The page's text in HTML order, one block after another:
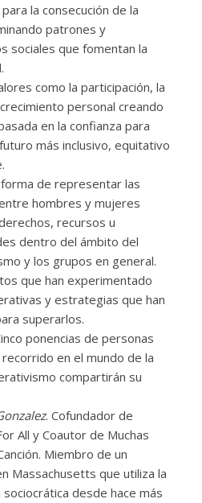
la consecución de la
patrones y
sociales que fomentan la
como la participación, la
personal creando
en la confianza para
más inclusivo, equitativo
de representar las
hombres y mujeres
recursos u
dentro del ámbito del
y los grupos en general.
que han experimentado
y estrategias que han
superarlos.
ponencias de personas
en el mundo de la
compartirán su
. Cofundador de
All y Coautor de Muchas
Miembro de un
Massachusetts que utiliza la
desde hace más